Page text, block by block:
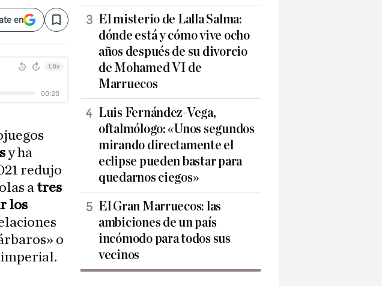
en Save
y ha
redujo
a tres
los
o
imperial.
El misterio de Lalla Salma:
dónde está y cómo vive ocho
años después de su divorcio
de Mohamed VI de
Marruecos
Luis Fernández-Vega,
oftalmólogo: «Unos segundos
mirando directamente el
eclipse pueden bastar para
quedarnos ciegos»
El Gran Marruecos: las
ambiciones de un país
incómodo para todos sus
vecinos